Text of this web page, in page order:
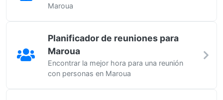
Maroua
Planificador de reuniones para
Maroua
Encontrar la mejor hora para una reunión
con personas en Maroua